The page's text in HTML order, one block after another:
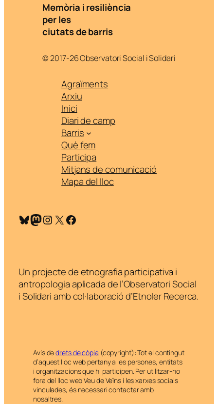
Memòria i resiliència
per les
ciutats de barris
© 2017-26 Observatori Social i Solidari
Agraïments
Arxiu
Inici
Diari de camp
Barris
Què fem
Participa
Mitjans de comunicació
Mapa del lloc
Bluesky Mastodon Instagram X Facebook
Un projecte de etnografia participativa i
antropologia aplicada de l’Observatori Social
i Solidari amb col·laboració d’Etnoler Recerca.
Avís dedrets de còpia (copyright): Tot el contingut
d’aquest lloc web pertany a les persones, entitats
i organitzacions que hi participen. Per utilitzar-ho
fora del lloc web Veu de Veïns i les xarxes socials
vinculades, és necessari contactar amb
nosaltres.